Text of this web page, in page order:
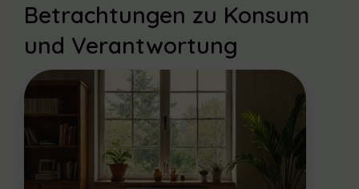
Betrachtungen zu Konsum
und Verantwortung